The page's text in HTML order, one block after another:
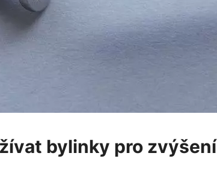
bylinky pro zvýšení